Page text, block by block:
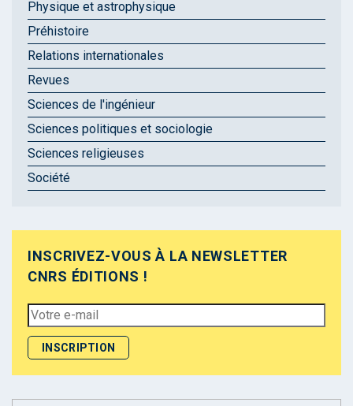
Physique et astrophysique
Préhistoire
Relations internationales
Revues
Sciences de l'ingénieur
Sciences politiques et sociologie
Sciences religieuses
Société
INSCRIVEZ-VOUS À LA NEWSLETTER
CNRS ÉDITIONS !